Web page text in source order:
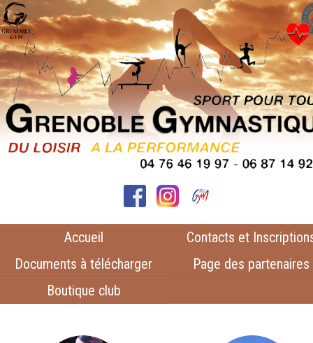
Accueil
Contacts et
Documents à télécharger
Page des partenaires
Boutique club